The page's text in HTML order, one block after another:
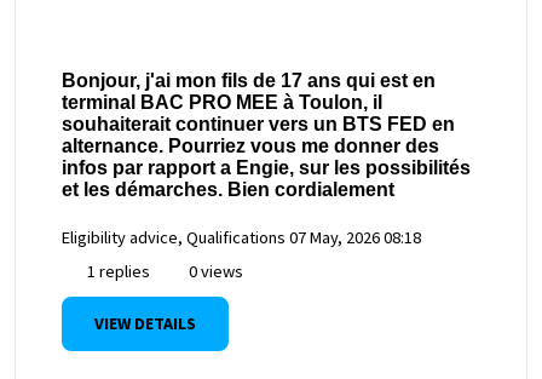
Bonjour, j'ai mon fils de 17 ans qui est en
terminal BAC PRO MEE à Toulon, il
souhaiterait continuer vers un BTS FED en
alternance. Pourriez vous me donner des
infos par rapport a Engie, sur les possibilités
et les démarches. Bien cordialement
Eligibility advice, Qualifications 07 May, 2026 08:18
1 replies
0 views
VIEW DETAILS